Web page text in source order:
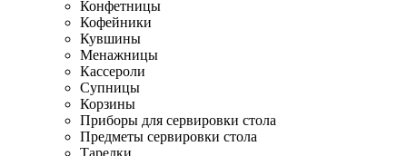
Конфетницы
Кофейники
Кувшины
Менажницы
Кассероли
Супницы
Корзины
Приборы для сервировки стола
Предметы сервировки стола
Тарелки